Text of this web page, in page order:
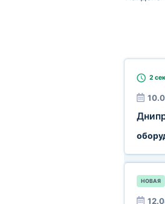
2
НОВАЯ